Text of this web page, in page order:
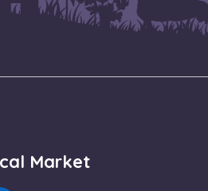
Market